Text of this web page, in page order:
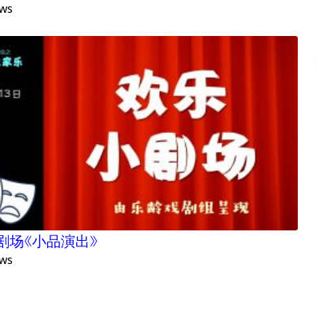
场《小品演出》